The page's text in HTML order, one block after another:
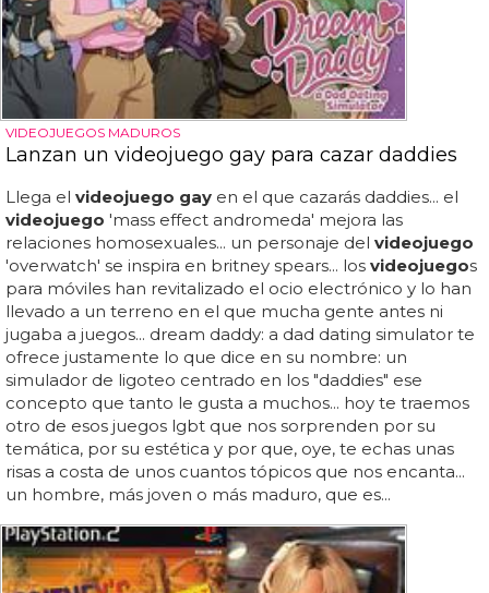
VIDEOJUEGOS MADUROS
Lanzan un videojuego gay para cazar daddies
Llega el videojuego gay en el que cazarás daddies... el
videojuego 'mass effect andromeda' mejora las
relaciones homosexuales... un personaje del videojuego
'overwatch' se inspira en britney spears... los videojuegos
para móviles han revitalizado el ocio electrónico y lo han
llevado a un terreno en el que mucha gente antes ni
jugaba a juegos... dream daddy: a dad dating simulator te
ofrece justamente lo que dice en su nombre: un
simulador de ligoteo centrado en los "daddies" ese
concepto que tanto le gusta a muchos... hoy te traemos
otro de esos juegos lgbt que nos sorprenden por su
temática, por su estética y por que, oye, te echas unas
risas a costa de unos cuantos tópicos que nos encanta...
un hombre, más joven o más maduro, que es...